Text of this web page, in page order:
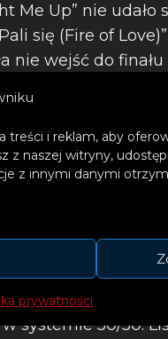
i reklam, aby
z naszej witryny,
z innymi danymi
prywatności
Me Up” nie udało
się (Fire of
nie wejść do
20.05. Kto
Do wielkiego
kolejne 10
systemie 50/50.